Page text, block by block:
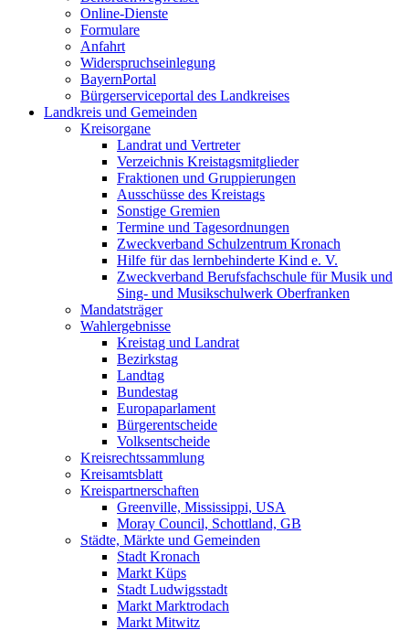
Online-Dienste
Formulare
Anfahrt
Widerspruchseinlegung
BayernPortal
Bürgerserviceportal des Landkreises
Landkreis und Gemeinden
Kreisorgane
Landrat und Vertreter
Verzeichnis Kreistagsmitglieder
Fraktionen und Gruppierungen
Ausschüsse des Kreistags
Sonstige Gremien
Termine und Tagesordnungen
Zweckverband Schulzentrum Kronach
Hilfe für das lernbehinderte Kind e. V.
Zweckverband Berufsfachschule für Musik und
Sing- und Musikschulwerk Oberfranken
Mandatsträger
Wahlergebnisse
Kreistag und Landrat
Bezirkstag
Landtag
Bundestag
Europaparlament
Bürgerentscheide
Volksentscheide
Kreisrechtssammlung
Kreisamtsblatt
Kreispartnerschaften
Greenville, Mississippi, USA
Moray Council, Schottland, GB
Städte, Märkte und Gemeinden
Stadt Kronach
Markt Küps
Stadt Ludwigsstadt
Markt Marktrodach
Markt Mitwitz